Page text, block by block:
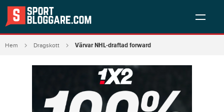
Hem Dragskott Värvar NHL-draftad forward